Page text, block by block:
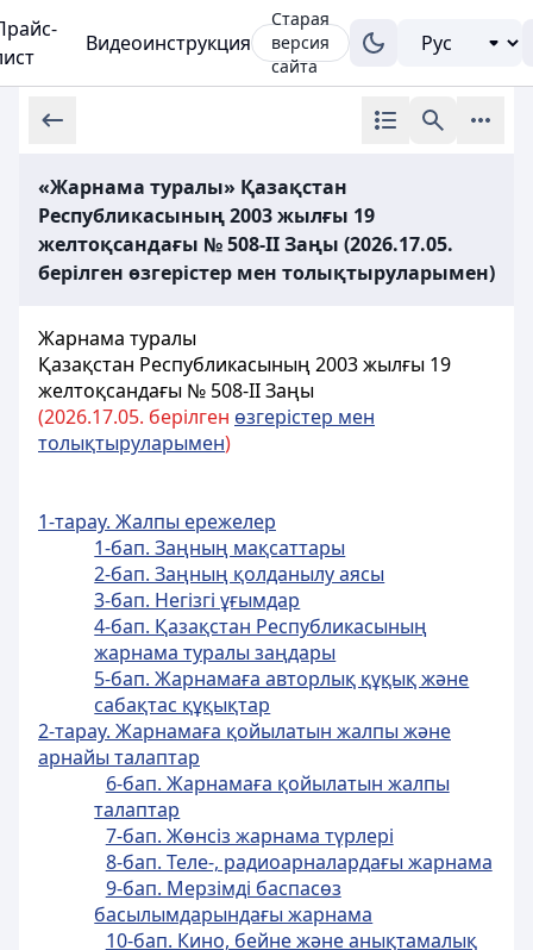
Видеоинструкция
Старая
версия
сайта
«Жарнама туралы» Қазақстан
Республикасының 2003 жылғы 19
желтоқсандағы № 508-ІІ Заңы (2026.17.05.
берілген өзгерістер мен толықтыруларымен)
Жарнама туралы
Қазақстан Республикасының 2003 жылғы 19
желтоқсандағы № 508-ІІЗаңы
(2026.17.05. берілген өзгерістер мен
толықтыруларымен)
1-тарау. Жалпы ережелер
1-бап. Заңның мақсаттары
2-бап. Заңның қолданылу аясы
3-бап. Негiзгi ұғымдар
4-бап. Қазақстан Республикасының
жарнама туралы заңдары
5-бап. Жарнамаға авторлық құқық және
сабақтас құқықтар
2-тарау. Жарнамаға қойылатын жалпы және
арнайы талаптар
6-бап. Жарнамаға қойылатын жалпы
талаптар
7-бап. Жөнсiз жарнама түрлерi
8-бап. Теле-, радиоарналардағы жарнама
9-бап. Мерзiмдi баспасөз
басылымдарындағы жарнама
10-бап. Кино, бейне және анықтамалық